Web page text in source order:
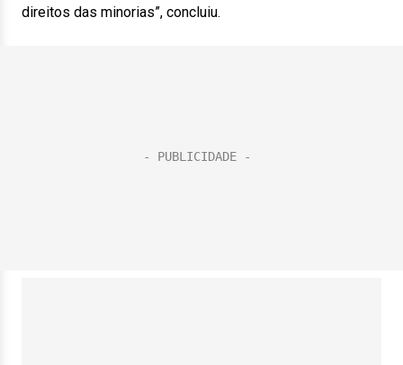
direitos das minorias”, concluiu.